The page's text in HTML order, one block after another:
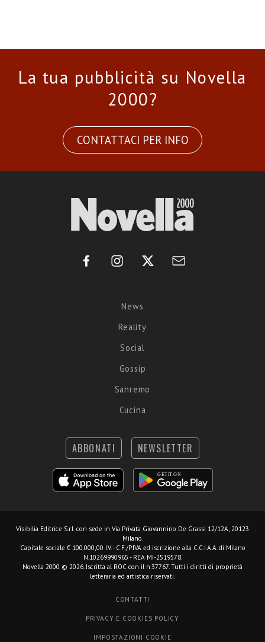
La tua pubblicità su Novella
2000?
CONTATTACI PER INFO
News
Reality
Social
Gossip
Sanremo
Cucina
ABBONATI NEWSLETTER
Visibilia Editrice S.r.l. con sede in Via Privata Giovannino De Grassi 12/12A, 20123
Milano.
Capitale sociale € 100.000,00 I.V. - C.F./P.IVA ed iscrizione alla C.C.I.A.A. di Milano
N.10269990965 - REA MI-2519578.
Novella 2000 © 2026. Iscritta al ROC con il n.37767. Tutti i diritti di proprietà
letteraria ed artistica riservati.
CONTATTI
PRIVACY E COOKIES POLICY
IMPOSTAZIONI COOKIE